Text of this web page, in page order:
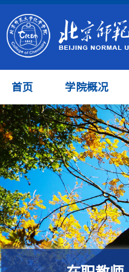
首页 学院概况